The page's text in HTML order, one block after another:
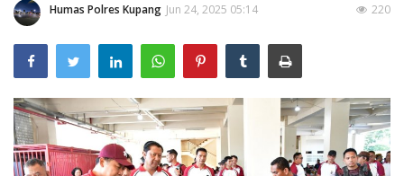
Binkam
Giat Ops
Lantas
Jurnal Kamtibmas
Satwil
Humas Polres Kupang Jun 24, 2025 05:14 220